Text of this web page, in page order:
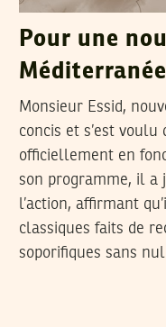
Pour une
Méditerranée
Monsieur Essid,
concis et s’est
officiellement en
son programme, il a
l’action, affirmant
classiques faits de
soporifiques sans